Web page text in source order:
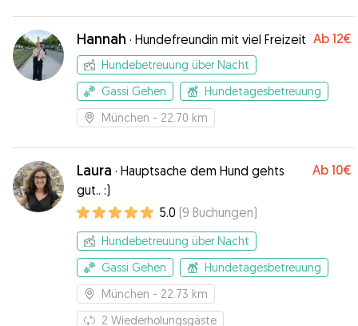
Hannah · Hundefreundin mit viel Freizeit Ab 12€
Hundebetreuung über Nacht
Gassi Gehen
Hundetagesbetreuung
München - 22.70 km
Laura · Hauptsache dem Hund gehts
gut.. :)
Ab 10€
5.0 (9 Buchungen)
Hundebetreuung über Nacht
Gassi Gehen
Hundetagesbetreuung
München - 22.73 km
2 Wiederholungsgäste